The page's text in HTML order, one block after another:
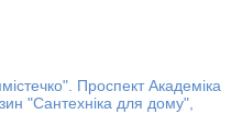
Проспект Академіка
"Сантехніка для дому",